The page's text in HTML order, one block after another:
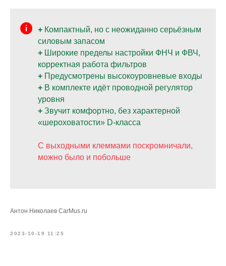
+ Компактный, но с неожиданно серьёзным
силовым запасом
+ Широкие пределы настройки ФНЧ и ФВЧ,
корректная работа фильтров
+ Предусмотрены высокоуровневые входы
+ В комплекте идёт проводной регулятор
уровня
+ Звучит комфортно, без характерной
«шероховатости» D-класса
С выходными клеммами поскромничали,
можно было и побольше
Антон Николаев CarMus.ru
2023-10-19 11:25